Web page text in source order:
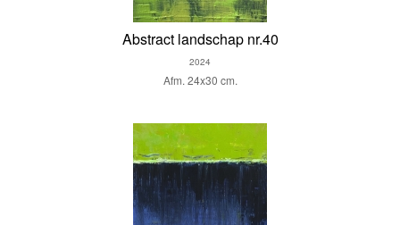
Abstract landschap nr.40
2024
Afm. 24x30 cm.